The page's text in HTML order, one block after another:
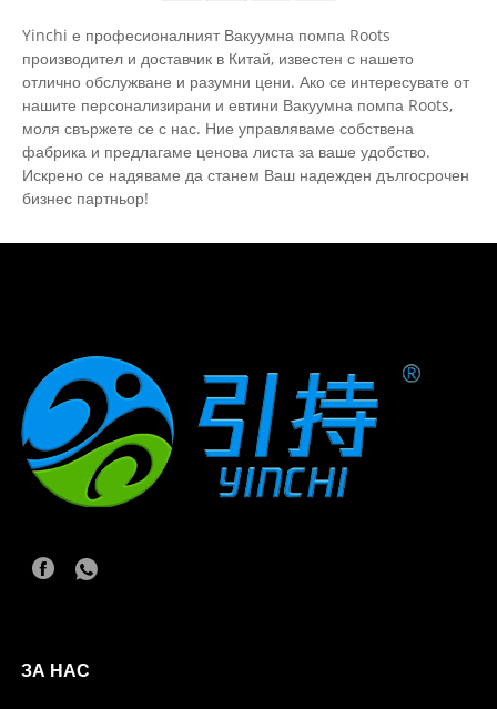
Yinchi е професионалният Вакуумна помпа Roots
производител и доставчик в Китай, известен с нашето
отлично обслужване и разумни цени. Ако се интересувате от
нашите персонализирани и евтини Вакуумна помпа Roots,
моля свържете се с нас. Ние управляваме собствена
фабрика и предлагаме ценова листа за ваше удобство.
Искрено се надяваме да станем Ваш надежден дългосрочен
бизнес партньор!
ЗА НАС